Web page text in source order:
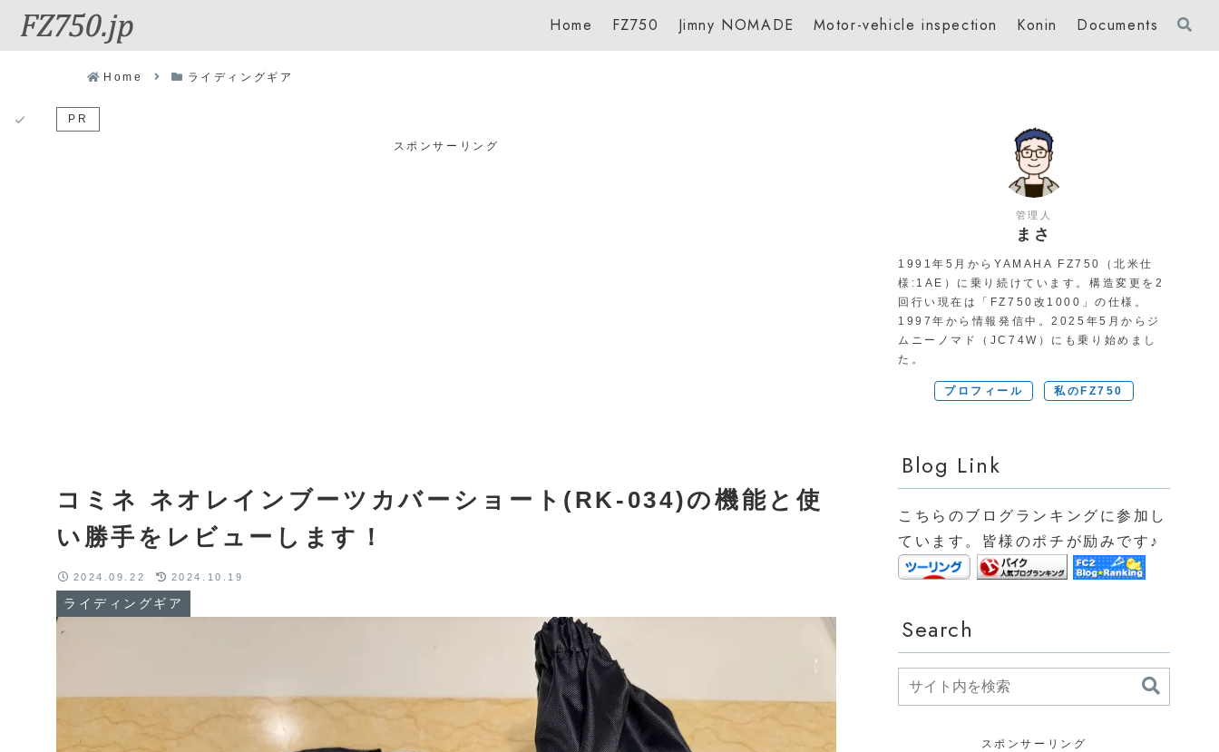
Home FZ750 Jimny NOMADE Motor-vehicle inspection Konin Documents
Home ライディングギア
PR
コミネ ネオレインブーツカバーショート(RK-034)の機能と使
い勝手をレビューします！
スポンサーリング
ライディングギア
2024.09.22 2024.10.19
管理人
まさ
1991年5月からYAMAHA FZ750（北米仕
様:1AE）に乗り続けています。構造変更を2
回行い現在は「FZ750改1000」の仕様。
1997年から情報発信中。2025年5月からジ
ムニーノマド（JC74W）にも乗り始めまし
た。
プロフィール 私のFZ750
Blog Link
こちらのブログランキングに参加し
ています。皆様のポチが励みです♪
Search
スポンサーリング